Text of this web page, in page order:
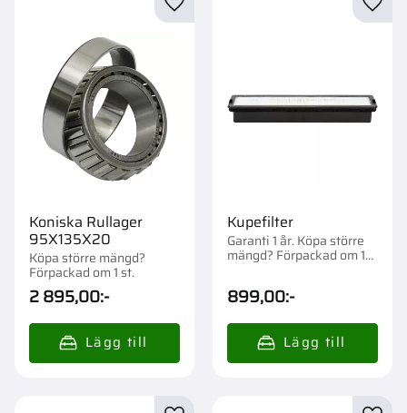
Koniska Rullager
95X135X20
Köpa större mängd?
Förpackad om 1 st.
2 895,00:-
Lägg till i favoriter
Kupefilter
Garanti 1 år. Köpa större
mängd? Förpackad om 1
899,00:-